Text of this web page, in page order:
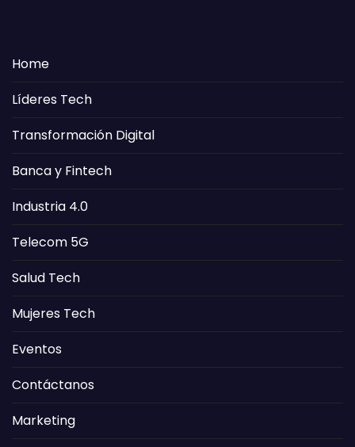
Home
Líderes Tech
Transformación Digital
Banca y Fintech
Industria 4.0
Telecom 5G
Salud Tech
Mujeres Tech
Eventos
Contáctanos
Marketing